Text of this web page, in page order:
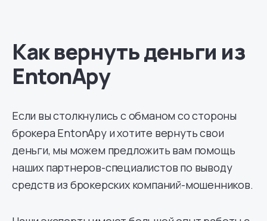
Как вернуть деньги из
EntonApy
Если вы столкнулись с обманом со стороны
брокера EntonApy и хотите вернуть свои
деньги, мы можем предложить вам помощь
наших партнеров-специалистов по выводу
средств из брокерских компаний-мошенников.